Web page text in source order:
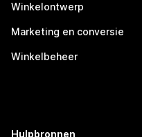
Winkelontwerp
Marketing en conversie
Winkelbeheer
Hulpbronnen